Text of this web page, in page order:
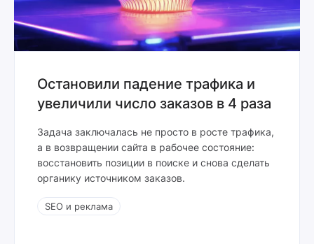
Остановили падение трафика и
увеличили число заказов в 4 раза
Задача заключалась не просто в росте трафика,
а в возвращении сайта в рабочее состояние:
восстановить позиции в поиске и снова сделать
органику источником заказов.
SEO и реклама